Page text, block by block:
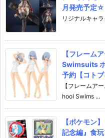
月発売予定☆
リジナルキャ
【フレーム
Swimsuits
予約【コト
【フレームア
hool Swims ...
【ポケモン
記念編』食